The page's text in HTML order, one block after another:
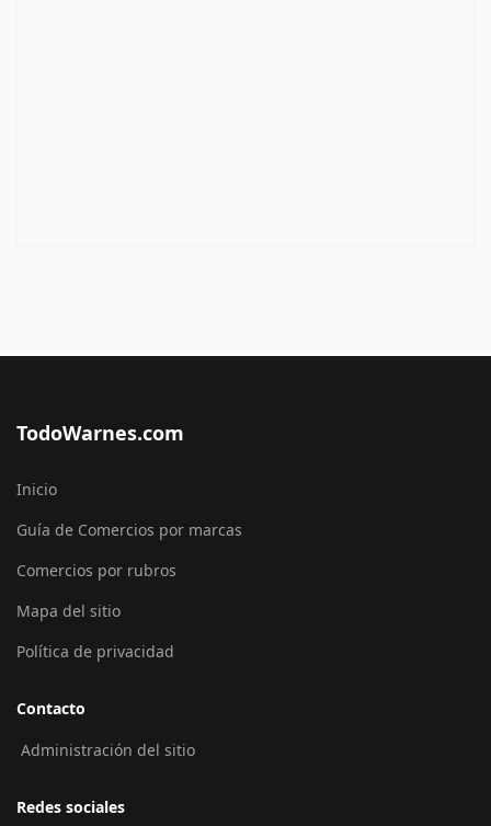
TodoWarnes.com
Inicio
Guía de Comercios por marcas
Comercios por rubros
Mapa del sitio
Política de privacidad
Contacto
Administración del sitio
Redes sociales